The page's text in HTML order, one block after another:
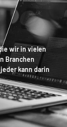
wir in vielen
Branchen
kann darin